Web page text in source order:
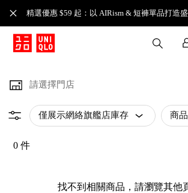
精選優惠 $59 起：以 AIRism & 短褲單品打造
請選擇門店
僅展示網絡旗艦店庫存 商
0 件
找不到相關商品，請瀏覽其他